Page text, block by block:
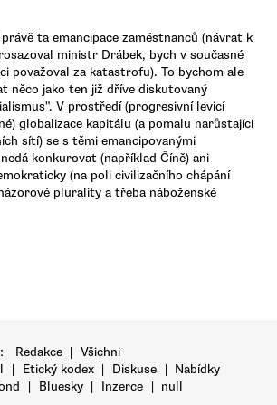
ta emancipace zaměstnanců (návrat k
ministr Drábek, bych v současné
považoval za katastrofu). To bychom ale
něco jako ten již dříve diskutovaný
V prostředí (progresivní levicí
globalizace kapitálu (a pomalu narůstající
sítí) se s těmi emancipovanými
konkurovat (například Číně) ani
(na poli civilizačního chápání
plurality a třeba náboženské
Redakce
Všichni
Etický kodex Diskuse
Nabídky
Bluesky Inzerce
null